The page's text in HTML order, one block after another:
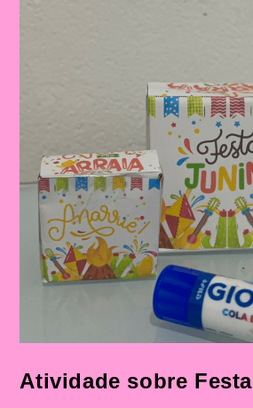
Junina!|Apostila
Rodas
Para
Junina
Atividade sobre Festa